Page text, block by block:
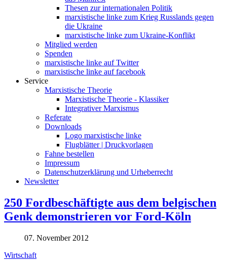
Thesen zur internationalen Politik
marxistische linke zum Krieg Russlands gegen
die Ukraine
marxistische linke zum Ukraine-Konflikt
Mitglied werden
Spenden
marxistische linke auf Twitter
marxistische linke auf facebook
Service
Marxistische Theorie
Marxistische Theorie - Klassiker
Integrativer Marxismus
Referate
Downloads
Logo marxistische linke
Flugblätter | Druckvorlagen
Fahne bestellen
Impressum
Datenschutzerklärung und Urheberrecht
Newsletter
250 Fordbeschäftigte aus dem belgischen
Genk demonstrieren vor Ford-Köln
07. November 2012
Wirtschaft